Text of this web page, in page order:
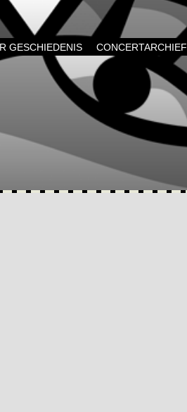
GESCHIEDENIS CONCERTARCHIEF